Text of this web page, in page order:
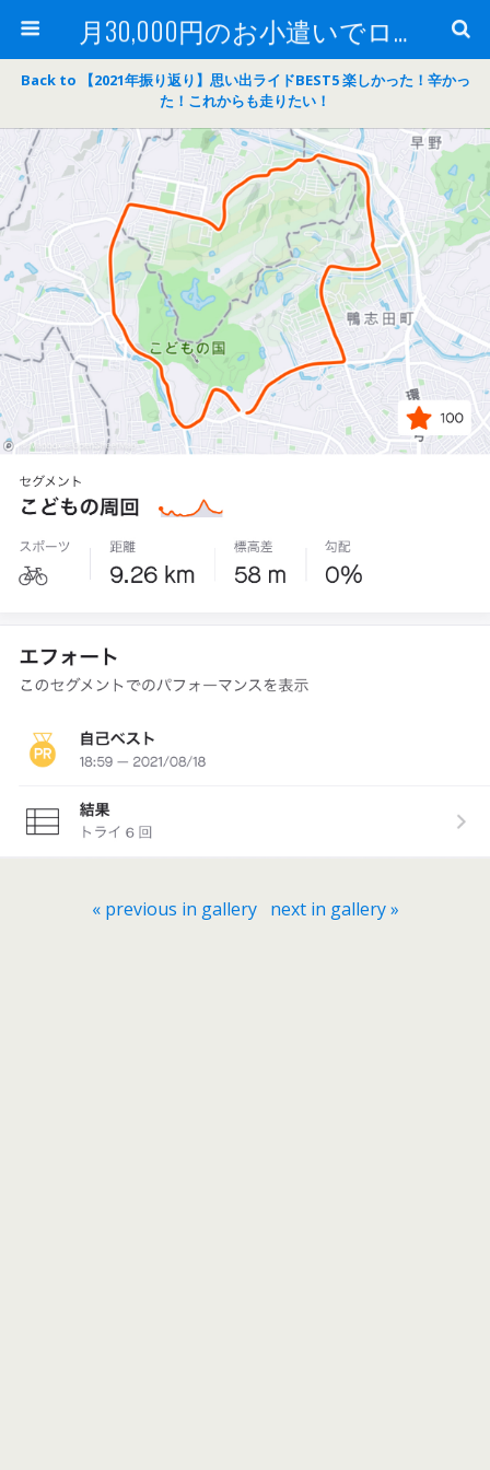
月30,000円のお小遣いでロードバイク
Back to 【2021年振り返り】思い出ライドBEST5 楽しかった！辛かっ
た！これからも走りたい！
« previous in gallery next in gallery »